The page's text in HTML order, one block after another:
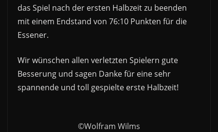
das Spiel nach der ersten Halbzeit zu beenden
mit einem Endstand von 76:10 Punkten für die
Essener.
Wir wünschen allen verletzten Spielern gute
Besserung und sagen Danke für eine sehr
spannende und toll gespielte erste Halbzeit!
©Wolfram Wilms